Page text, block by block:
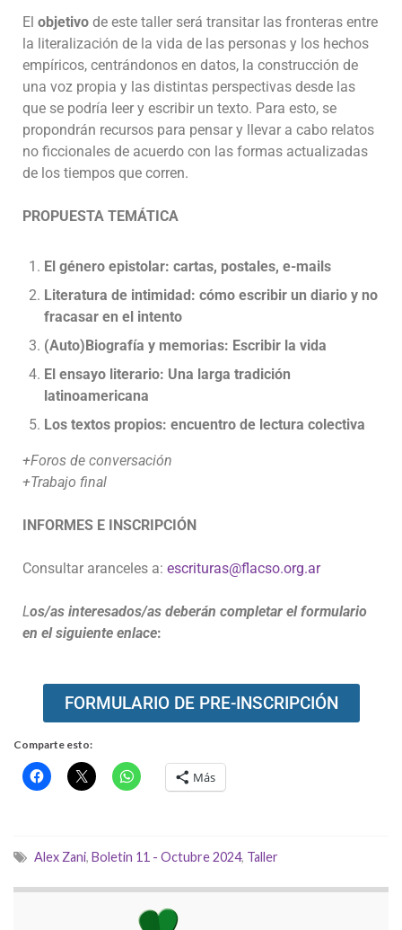
El objetivo de este taller será transitar las fronteras entre
la literalización de la vida de las personas y los hechos
empíricos, centrándonos en datos, la construcción de
una voz propia y las distintas perspectivas desde las
que se podría leer y escribir un texto. Para esto, se
propondrán recursos para pensar y llevar a cabo relatos
no ficcionales de acuerdo con las formas actualizadas
de los tiempos que corren.
PROPUESTA TEMÁTICA
El género epistolar: cartas, postales, e-mails
Literatura de intimidad: cómo escribir un diario y no
fracasar en el intento
(Auto)Biografía y memorias: Escribir la vida
El ensayo literario: Una larga tradición
latinoamericana
Los textos propios: encuentro de lectura colectiva
+Foros de conversación
+Trabajo final
INFORMES E INSCRIPCIÓN
Consultar aranceles a: escrituras@flacso.org.ar
Los/as interesados/as deberán completar el formulario
en el siguiente enlace:
FORMULARIO DE PRE-INSCRIPCIÓN
Comparte esto:
Más
Alex Zani, Boletin 11 - Octubre 2024, Taller